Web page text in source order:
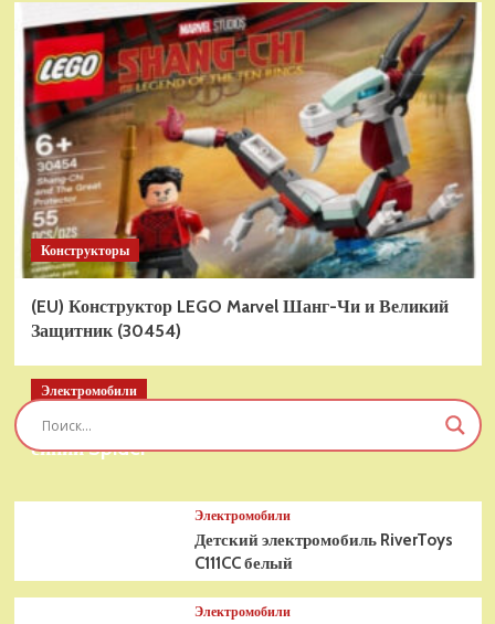
Конструкторы
(EU) Конструктор LEGO Marvel Шанг-Чи и Великий
Защитник (30454)
Электромобили
Детский электромобиль RiverToys T777TT 4WD
синий Spider
Электромобили
Детский электромобиль RiverToys
C111CC белый
Электромобили